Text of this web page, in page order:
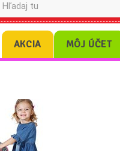
AKCIA MÔJ ÚČET